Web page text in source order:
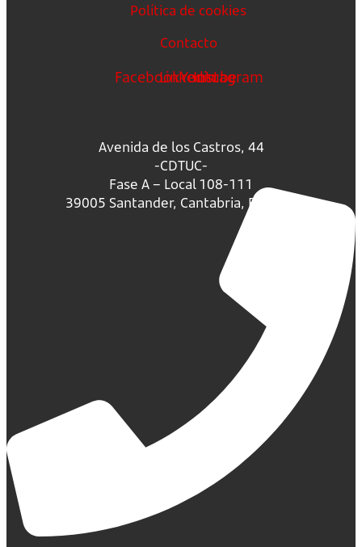
Política de cookies
Contacto
FacebookLinkedin
Youtube
Instagram
Avenida de los Castros, 44
-CDTUC-
Fase A – Local 108-111
39005 Santander, Cantabria, España.